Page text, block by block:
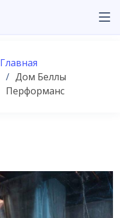
Главная
Дом Беллы
Перформанс